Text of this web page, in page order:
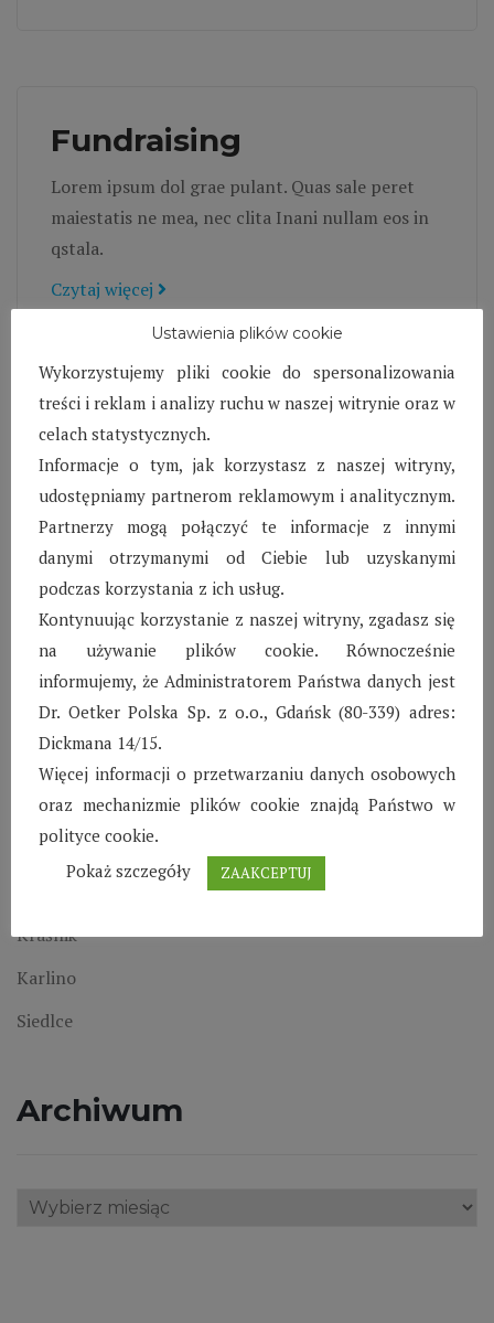
Fundraising
Lorem ipsum dol grae pulant. Quas sale peret
maiestatis ne mea, nec clita Inani nullam eos in
qstala.
Czytaj więcej
Donation
Lorem ipsum dol grae pulant. Quas sale peret
maiestatis ne mea, nec clita Inani nullam eos in
qstala.
Czytaj więcej
Wioski Dziecięce
Kraśnik
Karlino
Siedlce
Archiwum
Archiwum
Ustawienia plików cookie
Wykorzystujemy pliki cookie do spersonalizowania
treści i reklam i analizy ruchu w naszej witrynie oraz w
celach statystycznych.
Informacje o tym, jak korzystasz z naszej witryny,
udostępniamy partnerom reklamowym i analitycznym.
Partnerzy mogą połączyć te informacje z innymi
danymi otrzymanymi od Ciebie lub uzyskanymi
podczas korzystania z ich usług.
Kontynuując korzystanie z naszej witryny, zgadasz się
na używanie plików cookie. Równocześnie
informujemy, że Administratorem Państwa danych jest
Dr. Oetker Polska Sp. z o.o., Gdańsk (80-339) adres:
Dickmana 14/15.
Więcej informacji o przetwarzaniu danych osobowych
oraz mechanizmie plików cookie znajdą Państwo w
polityce cookie.
Pokaż szczegóły
ZAAKCEPTUJ